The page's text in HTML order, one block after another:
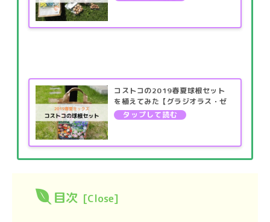
コストコの2019春夏球根セット
を植えてみた【グラジオラス・ゼ
フィランサスなど】
目次